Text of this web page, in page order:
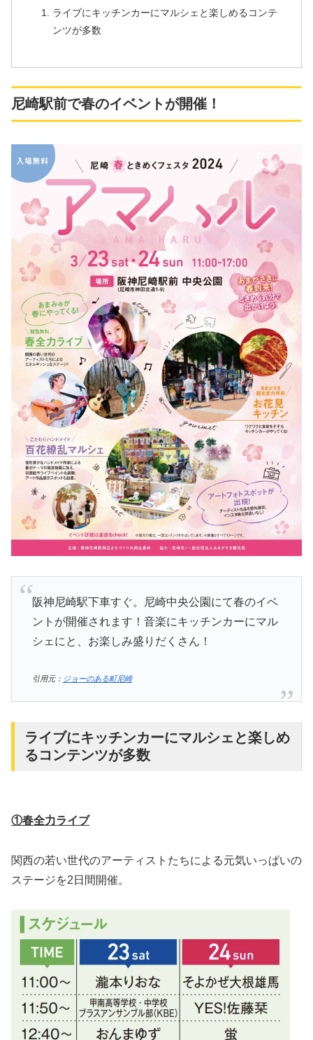
ライブにキッチンカーにマルシェと楽しめるコンテ
ンツが多数
尼崎駅前で春のイベントが開催！
阪神尼崎駅下車すぐ。尼崎中央公園にて春のイベ
ントが開催されます！音楽にキッチンカーにマル
シェにと、お楽しみ盛りだくさん！
引用元： ジョーのある町尼崎
ライブにキッチンカーにマルシェと楽しめ
るコンテンツが多数
①春全力ライブ
関西の若い世代のアーティストたちによる元気いっぱいの
ステージを2日間開催。